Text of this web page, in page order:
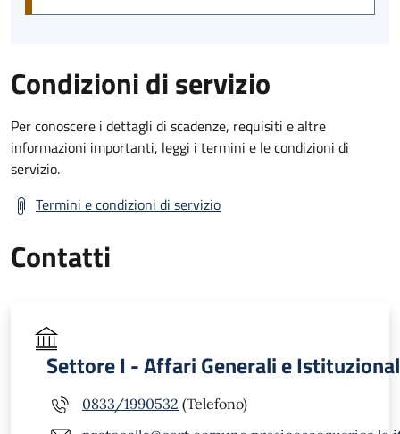
Condizioni di servizio
Per conoscere i dettagli di scadenze, requisiti e altre
informazioni importanti, leggi i termini e le condizioni di
servizio.
Termini e condizioni di servizio
Contatti
Settore I - Affari Generali e
0833/1990532 (Telefono)